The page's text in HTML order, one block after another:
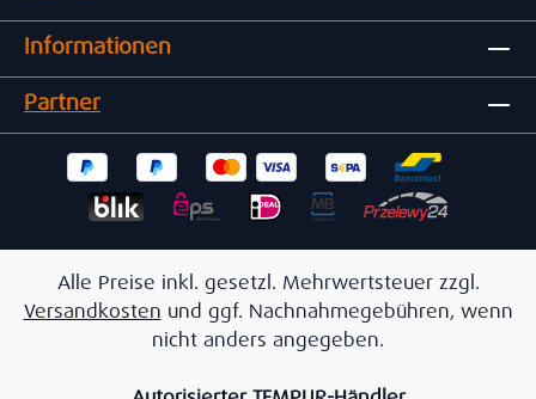
Informationen
Partner
Alle Preise inkl. gesetzl. Mehrwertsteuer zzgl.
Versandkosten und ggf. Nachnahmegebühren, wenn
nicht anders angegeben.